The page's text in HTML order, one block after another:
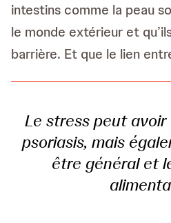
intestins comme la peau
le monde extérieur et
barrière. Et que le lien
Le stress peut
psoriasis, mais
être général et